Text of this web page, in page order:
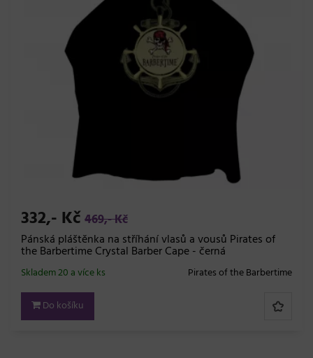
332,- Kč 469,- Kč
Pánská pláštěnka na stříhání vlasů a vousů Pirates of
the Barbertime Crystal Barber Cape - černá
Pirates of the Barbertime
Skladem 20 a více ks
Do košíku